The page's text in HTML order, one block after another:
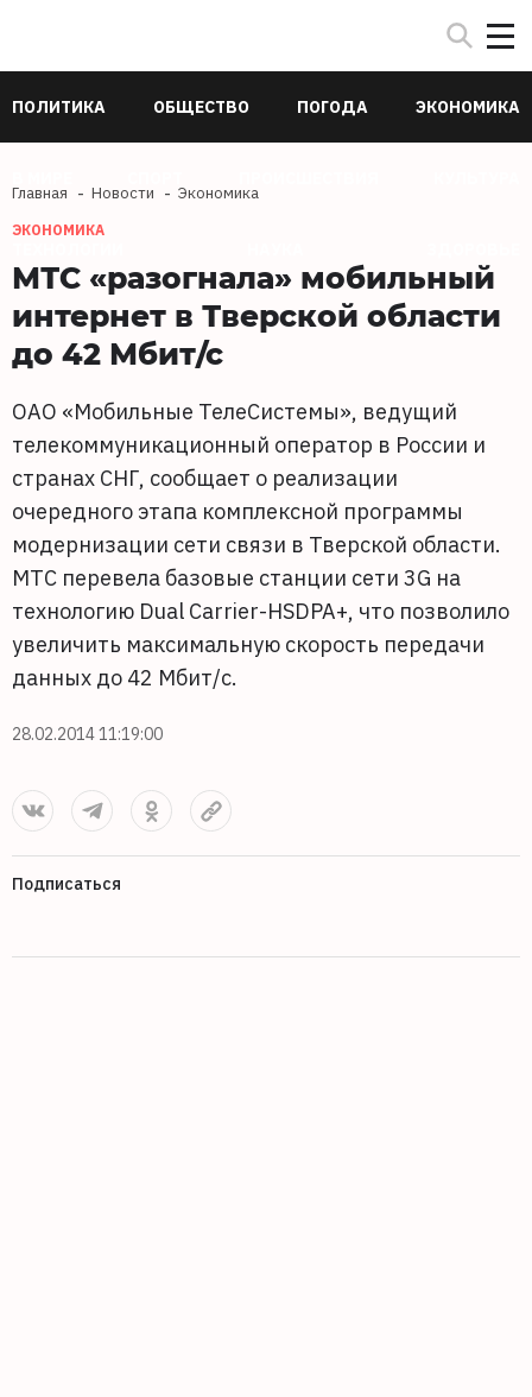
ПОЛИТИКА ОБЩЕСТВО ПОГОДА ЭКОНОМИКА
Главная Новости Экономика
ЭКОНОМИКА
МТС «разогнала» мобильный
интернет в Тверской области
до 42 Мбит/с
ОАО «Мобильные ТелеСистемы», ведущий
телекоммуникационный оператор в России и
странах СНГ, сообщает о реализации
очередного этапа комплексной программы
модернизации сети связи в Тверской области.
МТС перевела базовые станции сети 3G на
технологию Dual Carrier-HSDPA+, что позволило
увеличить максимальную скорость передачи
данных до 42 Мбит/с.
28.02.2014 11:19:00
Подписаться